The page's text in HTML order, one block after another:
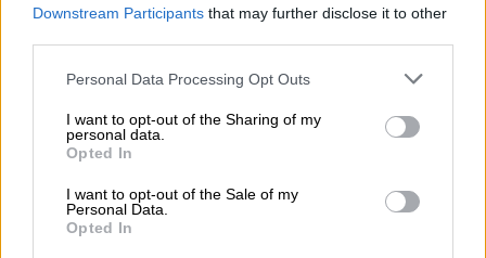
Downstream Participants that may further disclose it to other
Please note that this website/app uses one or more Google
not limited to your visit or usage behaviour. You may click to
grant or deny consent to Google and its third-party tags to
use your data for below specified purposes in below Google
consent section.
Personal Data Processing Opt Outs
I want to opt-out of the Sharing of my
personal data.
Opted In
I want to opt-out of the Sale of my
Personal Data.
Opted In